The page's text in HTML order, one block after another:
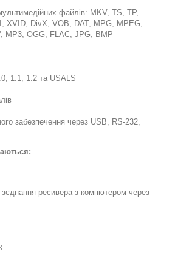
файлів: MKV, TS, TP,
XVID, DivX, VOB, DAT, MPG, MPEG,
MP3, OGG, FLAC, JPG, BMP
1.1, 1.2 та USALS
забезпечення через USB, RS-232,
ресивера з компютером через